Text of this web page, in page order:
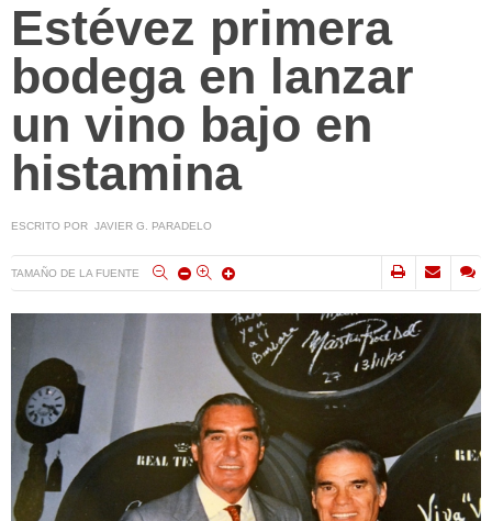
Estévez primera
bodega en lanzar
un vino bajo en
histamina
ESCRITO POR JAVIER G. PARADELO
TAMAÑO DE LA FUENTE